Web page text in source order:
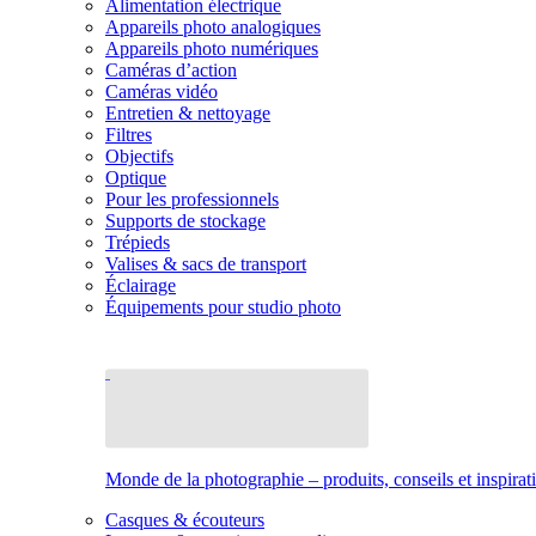
Alimentation électrique
Appareils photo analogiques
Appareils photo numériques
Caméras d’action
Caméras vidéo
Entretien & nettoyage
Filtres
Objectifs
Optique
Pour les professionnels
Supports de stockage
Trépieds
Valises & sacs de transport
Éclairage
Équipements pour studio photo
Monde de la photographie – produits, conseils et
Casques & écouteurs